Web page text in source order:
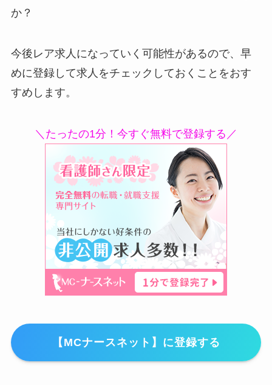
か？
今後レア求人になっていく可能性があるので、早
めに登録して求人をチェックしておくことをおす
すめします。
＼たったの1分！今すぐ無料で登録する／
【MCナースネット】に登録する